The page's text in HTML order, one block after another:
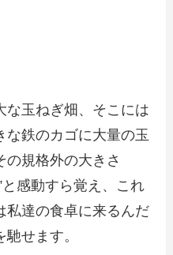
な玉ねぎ畑、そこには
な鉄のカゴに大量の玉
の規格外の大きさ
感動すら覚え、これ
私達の食卓に来るんだ
せます。